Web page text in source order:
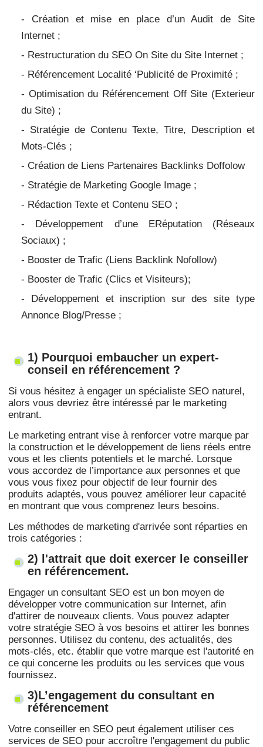
- Création et mise en place d’un Audit de Site
Internet ;
- Restructuration du SEO On Site du Site Internet ;
- Référencement Localité ‘Publicité de Proximité ;
- Optimisation du Référencement Off Site (Exterieur
du Site) ;
- Stratégie de Contenu Texte, Titre, Description et
Mots-Clés ;
- Création de Liens Partenaires Backlinks Doffolow
- Stratégie de Marketing Google Image ;
- Rédaction Texte et Contenu SEO ;
- Développement d’une ERéputation (Réseaux
Sociaux) ;
- Booster de Trafic (Liens Backlink Nofollow)
- Booster de Trafic (Clics et Visiteurs);
- Développement et inscription sur des site type
Annonce Blog/Presse ;
1) Pourquoi embaucher un expert-
conseil en référencement ?
Si vous hésitez à engager un spécialiste SEO naturel,
alors vous devriez être intéressé par le marketing
entrant.
Le marketing entrant vise à renforcer votre marque par
la construction et le développement de liens réels entre
vous et les clients potentiels et le marché. Lorsque
vous accordez de l’importance aux personnes et que
vous vous fixez pour objectif de leur fournir des
produits adaptés, vous pouvez améliorer leur capacité
en montrant que vous comprenez leurs besoins.
Les méthodes de marketing d'arrivée sont réparties en
trois catégories :
2) l'attrait que doit exercer le conseiller
en référencement.
Engager un consultant SEO est un bon moyen de
développer votre communication sur Internet, afin
d'attirer de nouveaux clients. Vous pouvez adapter
votre stratégie SEO à vos besoins et attirer les bonnes
personnes. Utilisez du contenu, des actualités, des
mots-clés, etc. établir que votre marque est l'autorité en
ce qui concerne les produits ou les services que vous
fournissez.
3)L’engagement du consultant en
référencement
Votre conseiller en SEO peut également utiliser ces
services de SEO pour accroître l'engagement du public